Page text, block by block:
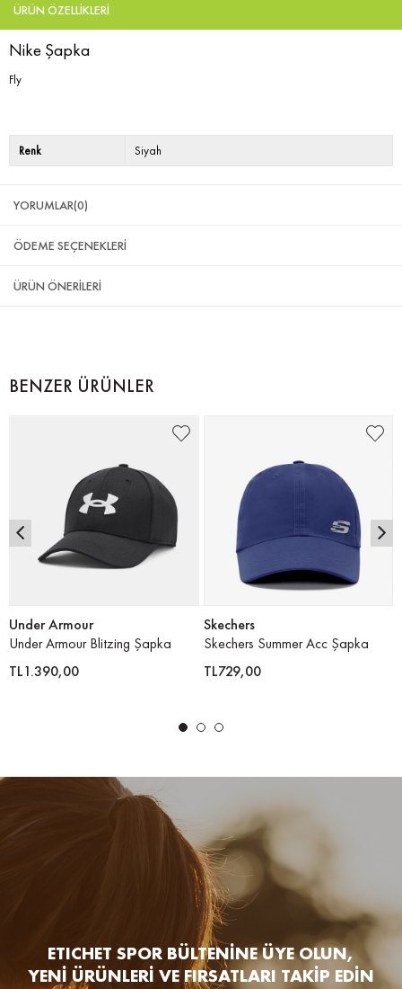
ÜRÜN ÖZELLIKLERI
Nike Şapka
Fly
Renk Siyah
YORUMLAR(0)
ÖDEME SEÇENEKLERI
ÜRÜN ÖNERILERI
BENZER ÜRÜNLER
Under Armour
Under Armour Blitzing Şapka
TL1.390,00
Skechers
Skechers Summer Acc Şapka
TL729,00
ETICHET SPOR BÜLTENİNE ÜYE OLUN,
YENİ ÜRÜNLERİ VE FIRSATLARI TAKİP EDİN